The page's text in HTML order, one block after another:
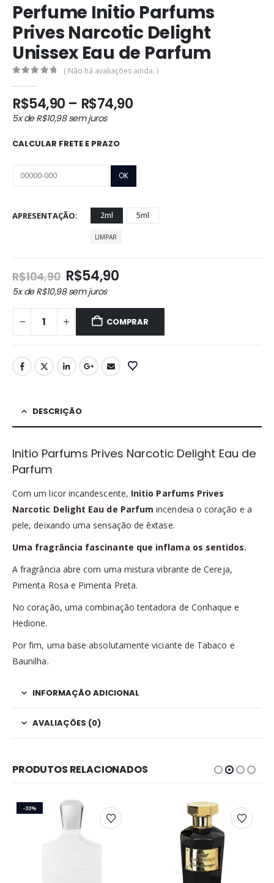
Perfume Initio Parfums
Prives Narcotic Delight
Unissex Eau de Parfum
( Não há avaliações ainda. )
R$54,90 – R$74,90Faixa
R$74,90
5x deR$10,98sem juros
CALCULAR FRETE E PRAZO
APRESENTAÇÃO 2ml 5ml
LIMPAR
R$104,90 O
preço
original
era:
R$104,90.
R$54,90O
é:
R$54,90.
5x deR$10,98sem juros
COMPRAR
DESCRIÇÃO
Initio Parfums Prives Narcotic Delight Eau de
Parfum
Com um licor incandescente, Initio Parfums Prives
Narcotic Delight Eau de Parfum incendeia o coração e a
pele, deixando uma sensação de êxtase.
Uma fragrância fascinante que inflama os sentidos.
A fragrância abre com uma mistura vibrante de Cereja,
Pimenta Rosa e Pimenta Preta.
No coração, uma combinação tentadora de Conhaque e
Hedione.
Por fim, uma base absolutamente viciante de Tabaco e
Baunilha.
INFORMAÇÃO ADICIONAL
AVALIAÇÕES (0)
PRODUTOS RELACIONADOS
-33%